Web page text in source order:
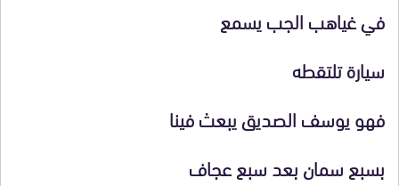
في غياهب الجب يسمع
سيارة تلتقطه
فهو يوسف الصديق يبعث فينا
بسبع سمان بعد سبع عجاف